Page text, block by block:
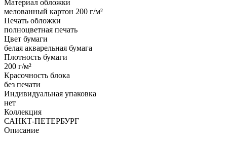
Материал обложки
мелованный картон 200 г/м²
Печать обложки
полноцветная печать
Цвет бумаги
белая акварельная бумага
Плотность бумаги
200 г/м²
Красочность блока
без печати
Индивидуальная упаковка
нет
Коллекция
САНКТ-ПЕТЕРБУРГ
Описание